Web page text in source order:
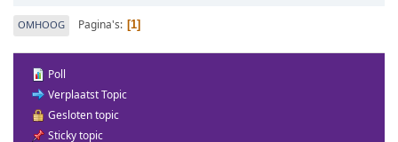
OMHOOG Pagina's 1
Poll
Verplaatst Topic
Gesloten topic
Sticky topic